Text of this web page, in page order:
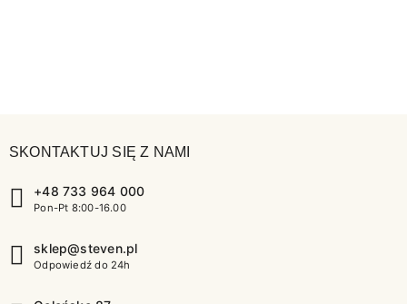
SKONTAKTUJ SIĘ Z NAMI
+48 733 964 000
Pon-Pt 8:00-16.00
sklep@steven.pl
Odpowiedź do 24h